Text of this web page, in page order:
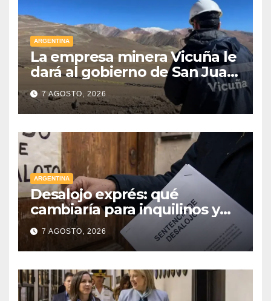
ARGENTINA
La empresa minera Vicuña le
dará al gobierno de San Juan
U$D 250 millones cómo un
aporte extraordinario y no
reembolsable
7 AGOSTO, 2026
ARGENTINA
Desalojo exprés: qué
cambiaría para inquilinos y
dueños con el proyecto que
tuvo media sanción en la
Cámara alta
7 AGOSTO, 2026